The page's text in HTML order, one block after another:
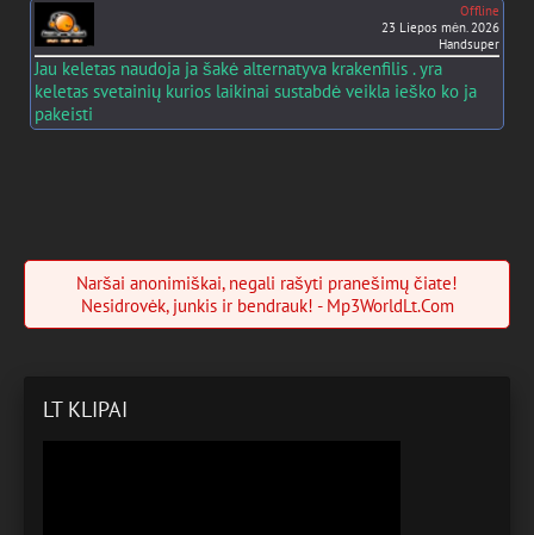
Offline
23 Liepos mėn. 2026
Handsuper
Jau keletas naudoja ja šakė alternatyva krakenfilis . yra
keletas svetainių kurios laikinai sustabdė veikla ieško ko ja
pakeisti
Naršai anonimiškai, negali rašyti pranešimų čiate!
Nesidrovėk, junkis ir bendrauk! - Mp3WorldLt.Com
LT KLIPAI